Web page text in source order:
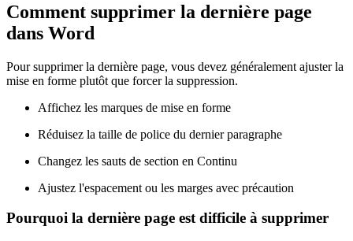
Comment supprimer la dernière page
dans Word
Pour supprimer la dernière page, vous devez généralement ajuster la
mise en forme plutôt que forcer la suppression.
Affichez les marques de mise en forme
Réduisez la taille de police du dernier paragraphe
Changez les sauts de section en Continu
Ajustez l'espacement ou les marges avec précaution
Pourquoi la dernière page est difficile à supprimer